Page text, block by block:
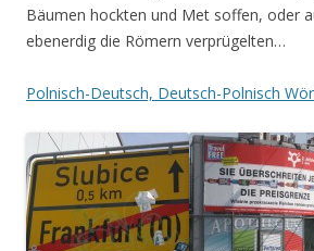
Bäumen hockten und Met soffen, oder
ebenerdig die Römern verprügelten…
Polnisch-Deutsch, Deutsch-Polnisch